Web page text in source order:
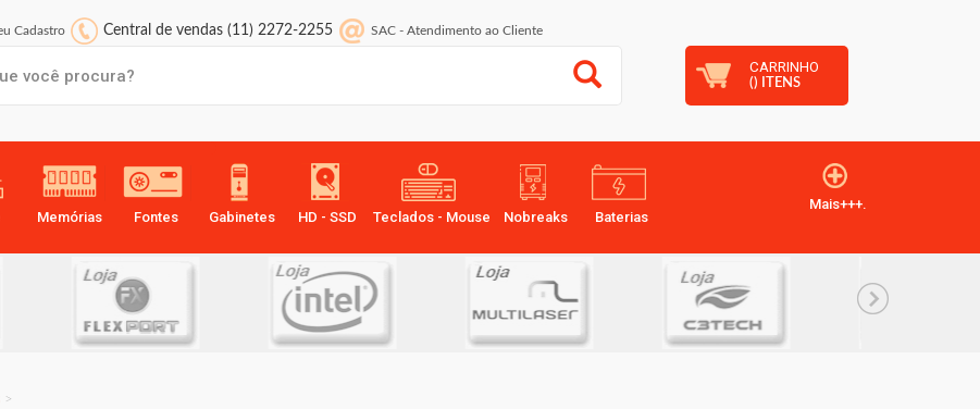
Cadastro Central de vendas (11) 2272-2255 SAC - Atendimento ao Cliente
CARRINHO
() ITENS
Memórias Fontes Gabinetes HD - SSD Teclados - Mouse Nobreaks Baterias
Mais+++.
>